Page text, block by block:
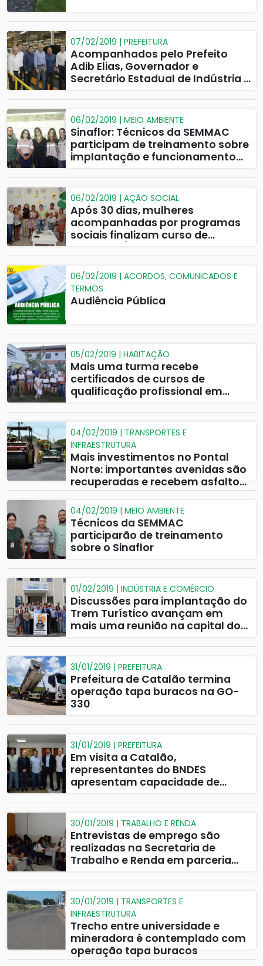
07/02/2019 | PREFEITURA
Acompanhados pelo Prefeito
Adib Elias, Governador e
Secretário Estadual de Indústria e
em Catalão
06/02/2019 | MEIO AMBIENTE
Sinaflor: Técnicos da SEMMAC
participam de treinamento sobre
implantação e funcionamento
06/02/2019 | AÇÃO SOCIAL
Após 30 dias, mulheres
acompanhadas por programas
sociais finalizam curso de
06/02/2019 | ACORDOS, COMUNICADOS E
TERMOS
Audiência Pública
05/02/2019 | HABITAÇÃO
Mais uma turma recebe
certificados de cursos de
qualificação profissional em
04/02/2019 | TRANSPORTES E
INFRAESTRUTURA
Mais investimentos no Pontal
Norte: importantes avenidas são
recuperadas e recebem asfalto
de verdade
04/02/2019 | MEIO AMBIENTE
Técnicos da SEMMAC
participarão de treinamento
sobre o Sinaflor
01/02/2019 | INDÚSTRIA E COMÉRCIO
Discussões para implantação do
Trem Turístico avançam em
mais uma reunião na capital do
31/01/2019 | PREFEITURA
Prefeitura de Catalão termina
operação tapa buracos na GO-
330
31/01/2019 | PREFEITURA
Em visita a Catalão,
representantes do BNDES
apresentam capacidade de
banco
30/01/2019 | TRABALHO E RENDA
Entrevistas de emprego são
realizadas na Secretaria de
Trabalho e Renda em parceria
30/01/2019 | TRANSPORTES E
INFRAESTRUTURA
Trecho entre universidade e
mineradora é contemplado com
operação tapa buracos